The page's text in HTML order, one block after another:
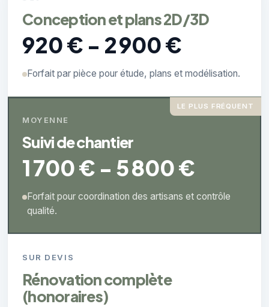
Conception et plans 2D/3D
920 € - 2 900 €
Forfait par pièce pour étude, plans et modélisation.
LE PLUS FRÉQUENT
MOYENNE
Suivi de chantier
1 700 € - 5 800 €
Forfait pour coordination des artisans et contrôle
qualité.
SUR DEVIS
Rénovation complète
(honoraires)